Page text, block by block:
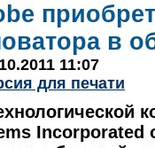
в
11:07
для печати
Incorporated